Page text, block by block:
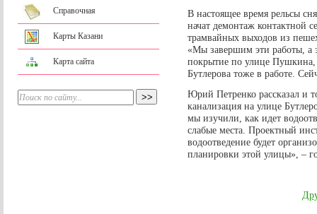
Справочная
Карты Казани
Карта сайта
В настоящее время рельсы
начат демонтаж контактной
трамвайных выходов из
«Мы завершим эти работы, а
покрытие по улице
Бутлерова тоже в работе.
Юрий Петренко рассказал и
канализация на улице
мы изучили, как идет
слабые места. Проектный
водоотведение будет
планировки этой улицы», –